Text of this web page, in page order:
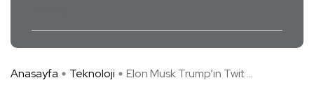
Anasayfa Teknoloji Elon Musk Trump’ın Twit ...